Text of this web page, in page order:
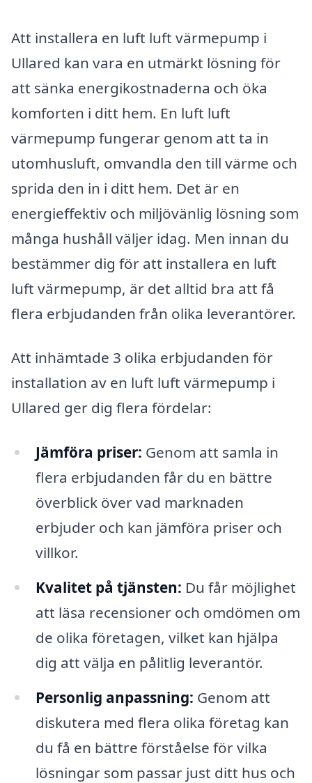
Att installera en luft luft värmepump i
Ullared kan vara en utmärkt lösning för
att sänka energikostnaderna och öka
komforten i ditt hem. En luft luft
värmepump fungerar genom att ta in
utomhusluft, omvandla den till värme och
sprida den in i ditt hem. Det är en
energieffektiv och miljövänlig lösning som
många hushåll väljer idag. Men innan du
bestämmer dig för att installera en luft
luft värmepump, är det alltid bra att få
flera erbjudanden från olika leverantörer.
Att inhämtade 3 olika erbjudanden för
installation av en luft luft värmepump i
Ullared ger dig flera fördelar:
Jämföra priser: Genom att samla in
flera erbjudanden får du en bättre
överblick över vad marknaden
erbjuder och kan jämföra priser och
villkor.
Kvalitet på tjänsten: Du får möjlighet
att läsa recensioner och omdömen om
de olika företagen, vilket kan hjälpa
dig att välja en pålitlig leverantör.
Personlig anpassning: Genom att
diskutera med flera olika företag kan
du få en bättre förståelse för vilka
lösningar som passar just ditt hus och